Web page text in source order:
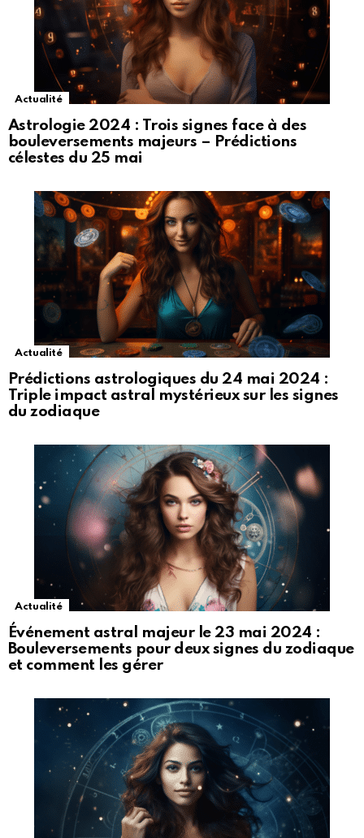
Actualité
Astrologie 2024 : Trois signes face à des
bouleversements majeurs – Prédictions
célestes du 25 mai
Actualité
Prédictions astrologiques du 24 mai 2024 :
Triple impact astral mystérieux sur les signes
du zodiaque
Actualité
Événement astral majeur le 23 mai 2024 :
Bouleversements pour deux signes du zodiaque
et comment les gérer